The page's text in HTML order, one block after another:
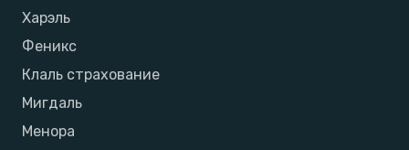
Харэль
Феникс
Клаль страхование
Мигдаль
Менора